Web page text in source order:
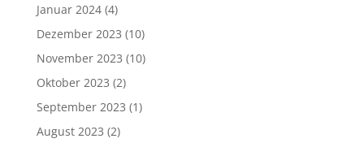
Januar 2024(4)
Dezember 2023 (10)
November 2023 (10)
Oktober 2023 (2)
September 2023 (1)
August 2023 (2)